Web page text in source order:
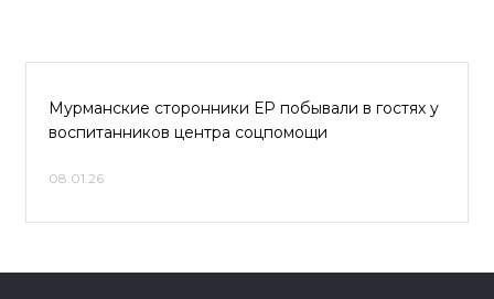
Мурманские сторонники ЕР побывали в гостях у
воспитанников центра соцпомощи
08.01.26